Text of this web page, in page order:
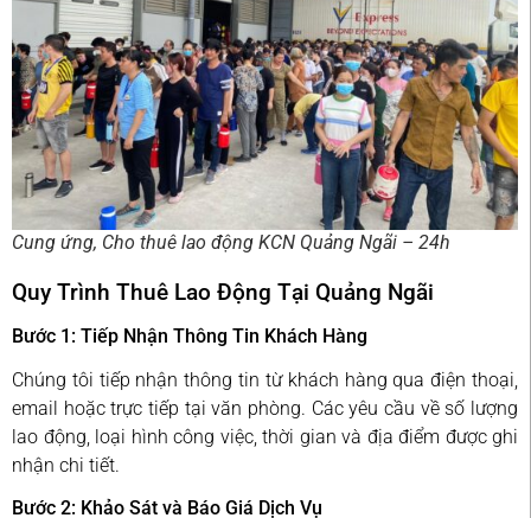
Cung ứng, Cho thuê lao động KCN Quảng Ngãi – 24h
Quy Trình Thuê Lao Động Tại Quảng Ngãi
Bước 1: Tiếp Nhận Thông Tin Khách Hàng
Chúng tôi tiếp nhận thông tin từ khách hàng qua điện thoại,
email hoặc trực tiếp tại văn phòng. Các yêu cầu về số lượng
lao động, loại hình công việc, thời gian và địa điểm được ghi
nhận chi tiết.
Bước 2: Khảo Sát và Báo Giá Dịch Vụ